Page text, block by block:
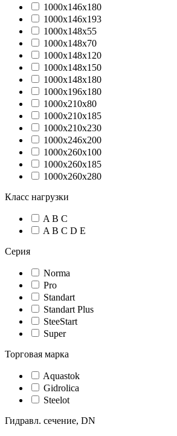
1000х146х180
1000х146х193
1000х148х55
1000х148х70
1000х148х120
1000х148х150
1000х148х180
1000х196х180
1000х210х80
1000х210х185
1000х210х230
1000х246х200
1000х260х100
1000х260х185
1000х260х280
Класс нагрузки
A B C
A B C D E
Серия
Norma
Pro
Standart
Standart Plus
SteeStart
Super
Торговая марка
Aquastok
Gidrolica
Steelot
Гидравл. сечение, DN